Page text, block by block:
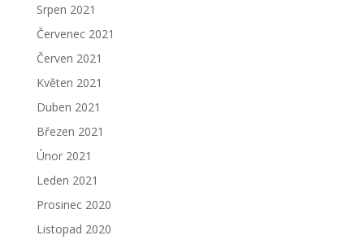
Srpen 2021
Červenec 2021
Červen 2021
Květen 2021
Duben 2021
Březen 2021
Únor 2021
Leden 2021
Prosinec 2020
Listopad 2020